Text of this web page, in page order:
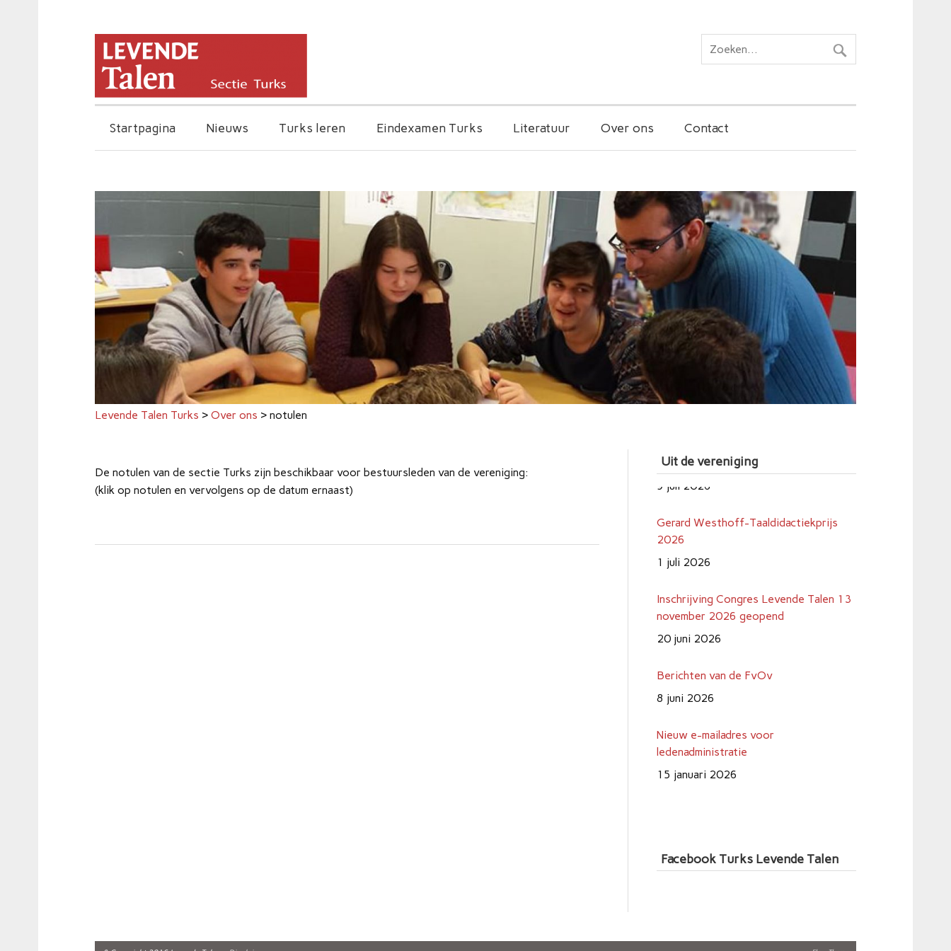
Startpagina Nieuws Turks leren Eindexamen Turks Literatuur Over ons Contact
Levende Talen Turks > Over ons > notulen
De notulen van de sectie Turks zijn beschikbaar voor bestuursleden van de vereniging:
(klik op notulen en vervolgens op de datum ernaast)
Uit de vereniging
Gerard Westhoff-Taaldidactiekprijs
1 juli 2026
Inschrijving Congres Levende Talen 13
20 juni 2026
Berichten van de FvOv
8 juni 2026
Nieuw e-mailadres voor
15 januari 2026
Inschrijving Europees Talenlabel 2026
Facebook Turks Levende Talen